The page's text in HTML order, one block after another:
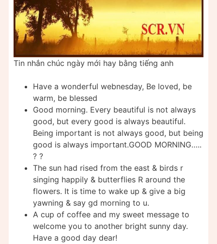
Tin nhắn chúc ngày mới hay bằng tiếng anh
Have a wonderful webnesday, Be loved, be
warm, be blessed
Good morning. Every beautiful is not always
good, but every good is always beautiful.
Being important is not always good, but being
good is always important.GOOD MORNING…..
? ?
The sun had rised from the east & birds r
singing happily & butterflies R around the
flowers. It is time to wake up & give a big
yawning & say gd morning to u.
A cup of coffee and my sweet message to
welcome you to another bright sunny day.
Have a good day dear!